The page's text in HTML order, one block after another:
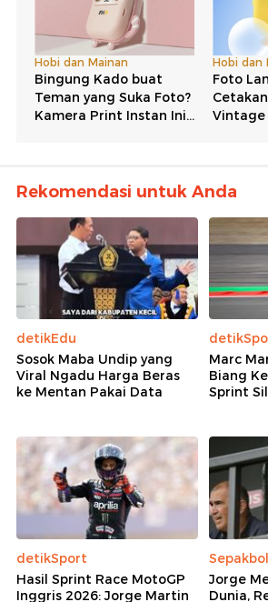
Rekomendasi untuk Anda
detikEdu
Sosok Maba Undip yang
Viral Ngadu Harga Beras
ke Mentan Pakai Data
Marc
Biang
Sprint
detikSport
Hasil Sprint Race MotoGP
Inggris 2026: Jorge Martin
Jorge
Dunia,